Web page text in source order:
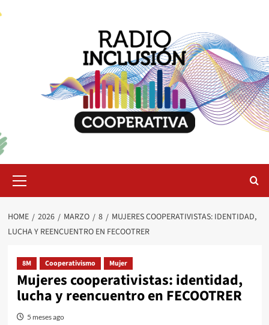
Menu
HOME 2026 MARZO 8
MUJERES COOPERATIVISTAS: IDENTIDAD,
LUCHA Y REENCUENTRO EN FECOOTRER
8M Cooperativismo Mujer
Mujeres cooperativistas: identidad,
lucha y reencuentro en FECOOTRER
5 meses ago